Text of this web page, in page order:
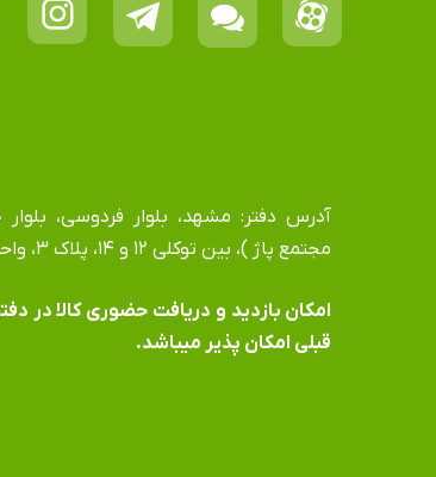
مجتمع پاژ )، بین توکلی ۱۲ و ۱۴، پلاک ۳، واحد ۲
​​​​​​​امکان بازدید و دریافت حضوری کالا در
قبلی امکان پذیر میباشد.